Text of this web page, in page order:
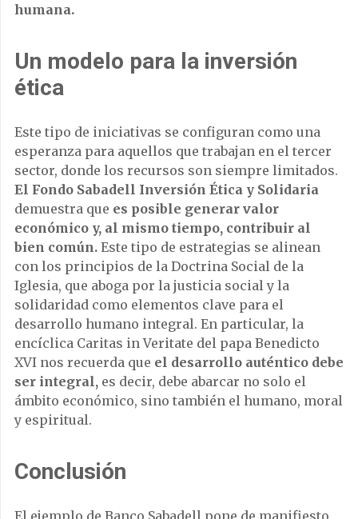
humana.
Un modelo para la inversión
ética
Este tipo de iniciativas se configuran como una
esperanza para aquellos que trabajan en el tercer
sector, donde los recursos son siempre limitados.
El Fondo Sabadell Inversión Ética y Solidaria
demuestra que es posible generar valor
económico y, al mismo tiempo, contribuir al
bien común. Este tipo de estrategias se alinean
con los principios de la Doctrina Social de la
Iglesia, que aboga por la justicia social y la
solidaridad como elementos clave para el
desarrollo humano integral. En particular, la
encíclica Caritas in Veritate del papa Benedicto
XVI nos recuerda que el desarrollo auténtico debe
ser integral, es decir, debe abarcar no solo el
ámbito económico, sino también el humano, moral
y espiritual.
Conclusión